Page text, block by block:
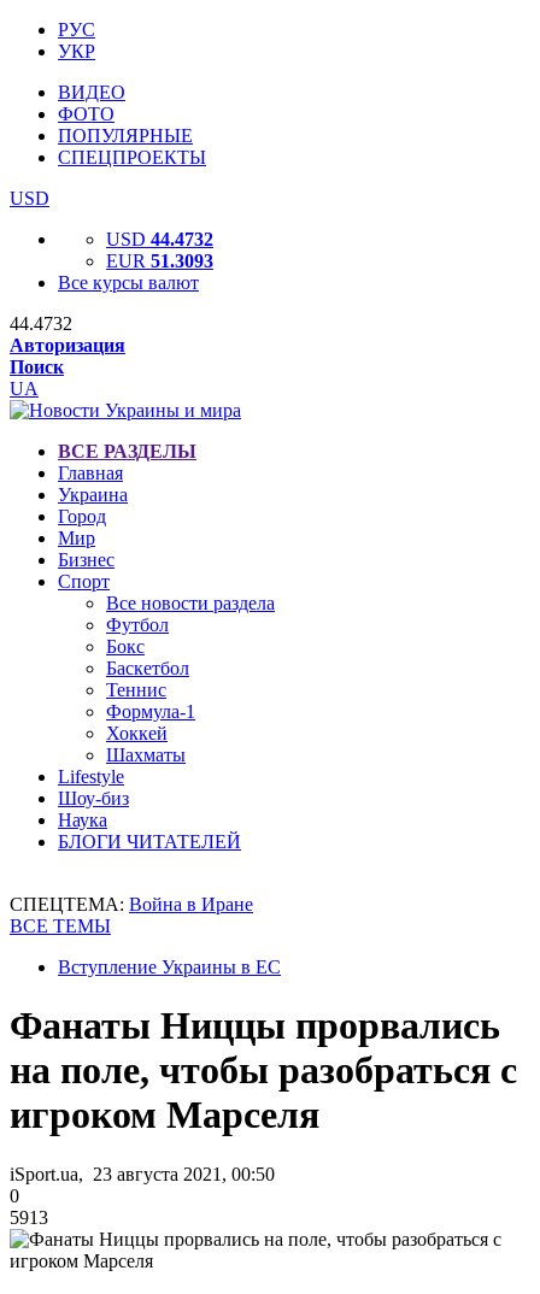
РУС
УКР
ВИДЕО
ФОТО
ПОПУЛЯРНЫЕ
СПЕЦПРОЕКТЫ
USD
USD 44.4732
EUR 51.3093
Все курсы валют
44.4732
Авторизация
Поиск
UA
ВСЕ РАЗДЕЛЫ
Главная
Украина
Город
Мир
Бизнес
Спорт
Все новости раздела
Футбол
Бокс
Баскетбол
Теннис
Формула-1
Хоккей
Шахматы
Lifestyle
Шоу-биз
Наука
БЛОГИ ЧИТАТЕЛЕЙ
СПЕЦТЕМА: Война в Иране
ВСЕ ТЕМЫ
Вступление Украины в ЕС
Фанаты Ниццы прорвались
на поле, чтобы разобраться с
игроком Марселя
iSport.ua, 23 августа 2021, 00:50
0
5913